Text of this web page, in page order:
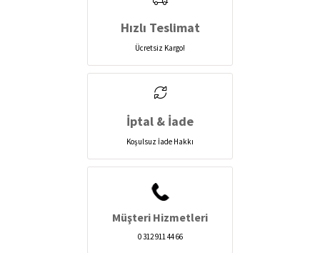
Hızlı Teslimat
Ücretsiz Kargo!
İptal & İade
Koşulsuz İade Hakkı
Müşteri Hizmetleri
0 312 911 44 66